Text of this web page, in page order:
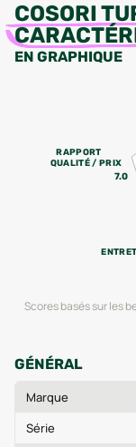
COSORI
EN GRAPHIQUE
RAPPORT
QUALITÉ / PRIX
7.0
Scores basés sur les
GÉNÉRAL
Marque
Série